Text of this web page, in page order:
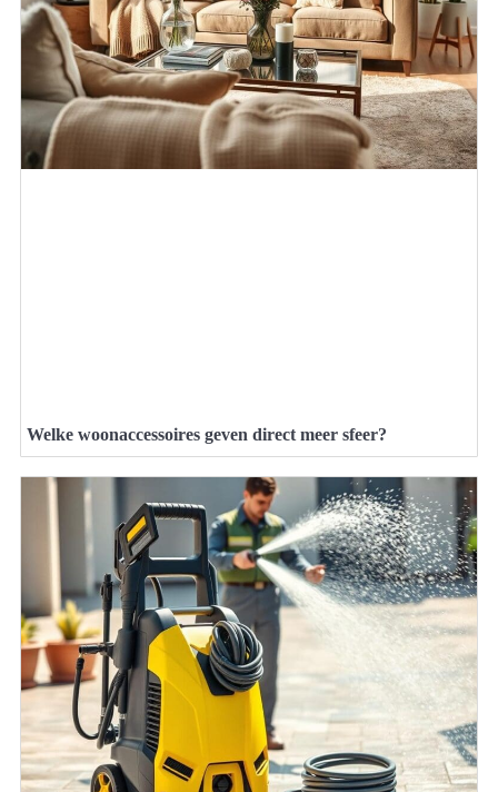
Welke woonaccessoires geven direct meer sfeer?